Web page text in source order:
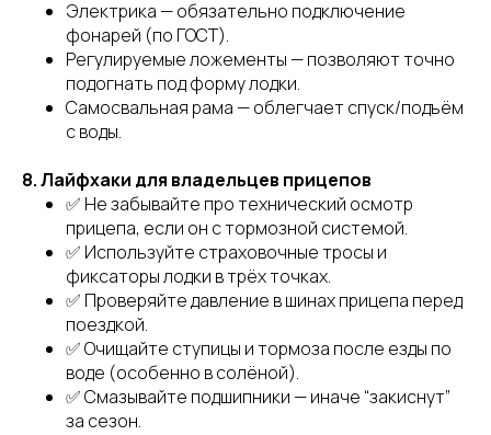
Электрика — обязательно подключение
фонарей (по ГОСТ).
Регулируемые ложементы — позволяют точно
подогнать под форму лодки.
Самосвальная рама — облегчает спуск/подъём
с воды.
8. Лайфхаки для владельцев прицепов
✅ Не забывайте про технический осмотр
прицепа, если он с тормозной системой.
✅ Используйте страховочные тросы и
фиксаторы лодки в трёх точках.
✅ Проверяйте давление в шинах прицепа перед
поездкой.
✅ Очищайте ступицы и тормоза после езды по
воде (особенно в солёной).
✅ Смазывайте подшипники — иначе “закиснут”
за сезон.